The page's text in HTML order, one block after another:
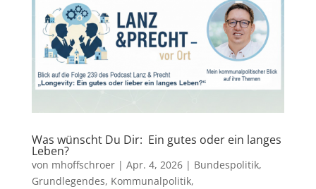
Was wünscht Du Dir: Ein gutes oder ein langes
Leben?
von mhoffschroer| Apr. 4, 2026| Bundespolitik,
Grundlegendes, Kommunalpolitik,